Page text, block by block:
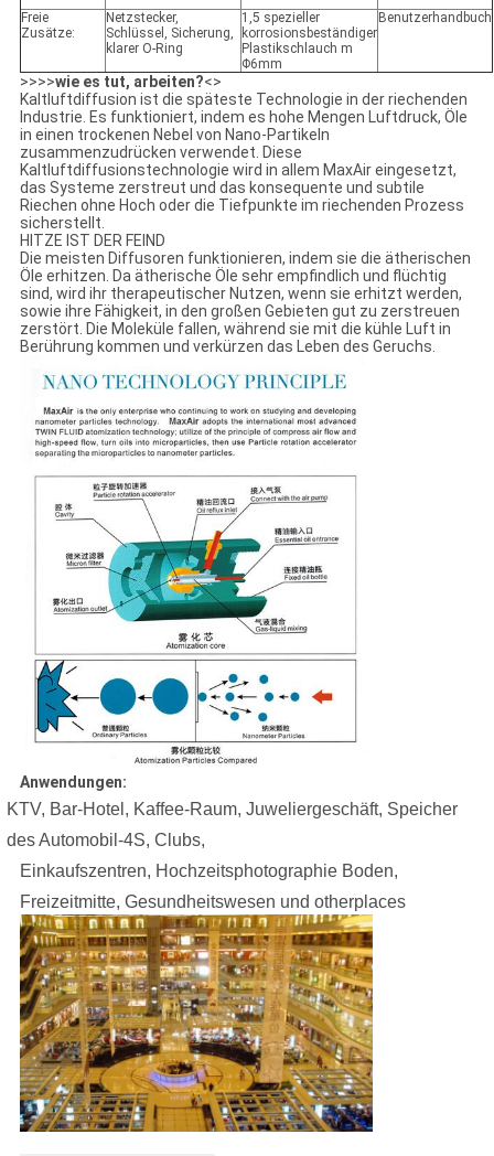
Freie
Zusätze:
Netzstecker,
Schlüssel, Sicherung,
klarer O-Ring
1,5 spezieller
korrosionsbeständiger
Plastikschlauch m
Φ6mm
Benutzerhandbuch
>>>>wie es tut, arbeiten?<>
Kaltluftdiffusion ist die späteste Technologie in der riechenden
Industrie. Es funktioniert, indem es hohe Mengen Luftdruck, Öle
in einen trockenen Nebel von Nano-Partikeln
zusammenzudrücken verwendet. Diese
Kaltluftdiffusionstechnologie wird in allem MaxAir eingesetzt,
das Systeme zerstreut und das konsequente und subtile
Riechen ohne Hoch oder die Tiefpunkte im riechenden Prozess
sicherstellt.
HITZE IST DER FEIND
Die meisten Diffusoren funktionieren, indem sie die ätherischen
Öle erhitzen. Da ätherische Öle sehr empfindlich und flüchtig
sind, wird ihr therapeutischer Nutzen, wenn sie erhitzt werden,
sowie ihre Fähigkeit, in den großen Gebieten gut zu zerstreuen
zerstört. Die Moleküle fallen, während sie mit die kühle Luft in
Berührung kommen und verkürzen das Leben des Geruchs.
Anwendungen:
KTV, Bar-Hotel, Kaffee-Raum, Juweliergeschäft, Speicher
des Automobil-4S, Clubs,
Einkaufszentren, Hochzeitsphotographie Boden,
Freizeitmitte, Gesundheitswesen und otherplaces